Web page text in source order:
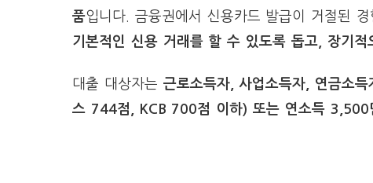
품입니다. 금융권에서 신용카드 발급이 거절된
기본적인 신용 거래를 할 수 있도록 돕고, 장기
대출 대상자는 근로소득자, 사업소득자, 연금소
스 744점, KCB 700점 이하) 또는 연소득 3,500